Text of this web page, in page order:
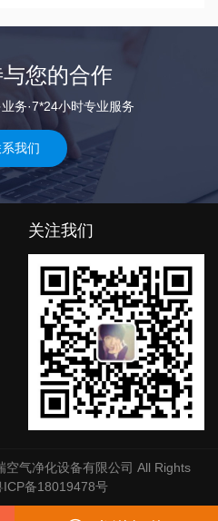
您的合作
务·7*24小时专业服务
我们
关注我们
空气净化设备有限公司 All Rights
ICP备18019478号